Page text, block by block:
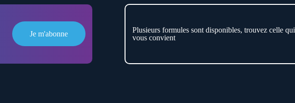
Je m'abonne
Plusieurs formules sont disponibles, trouvez celle qui
vous convient